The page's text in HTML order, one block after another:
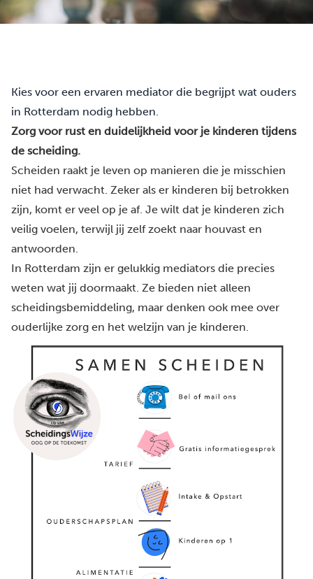
Kies voor een ervaren mediator die begrijpt wat ouders
in Rotterdam nodig hebben.
Zorg voor rust en duidelijkheid voor je kinderen tijdens
de scheiding.
Scheiden raakt je leven op manieren die je misschien
niet had verwacht. Zeker als er kinderen bij betrokken
zijn, komt er veel op je af. Je wilt dat je kinderen zich
veilig voelen, terwijl jij zelf zoekt naar houvast en
antwoorden.
In Rotterdam zijn er gelukkig mediators die precies
weten wat jij doormaakt. Ze bieden niet alleen
scheidingsbemiddeling, maar denken ook mee over
ouderlijke zorg en het welzijn van je kinderen.